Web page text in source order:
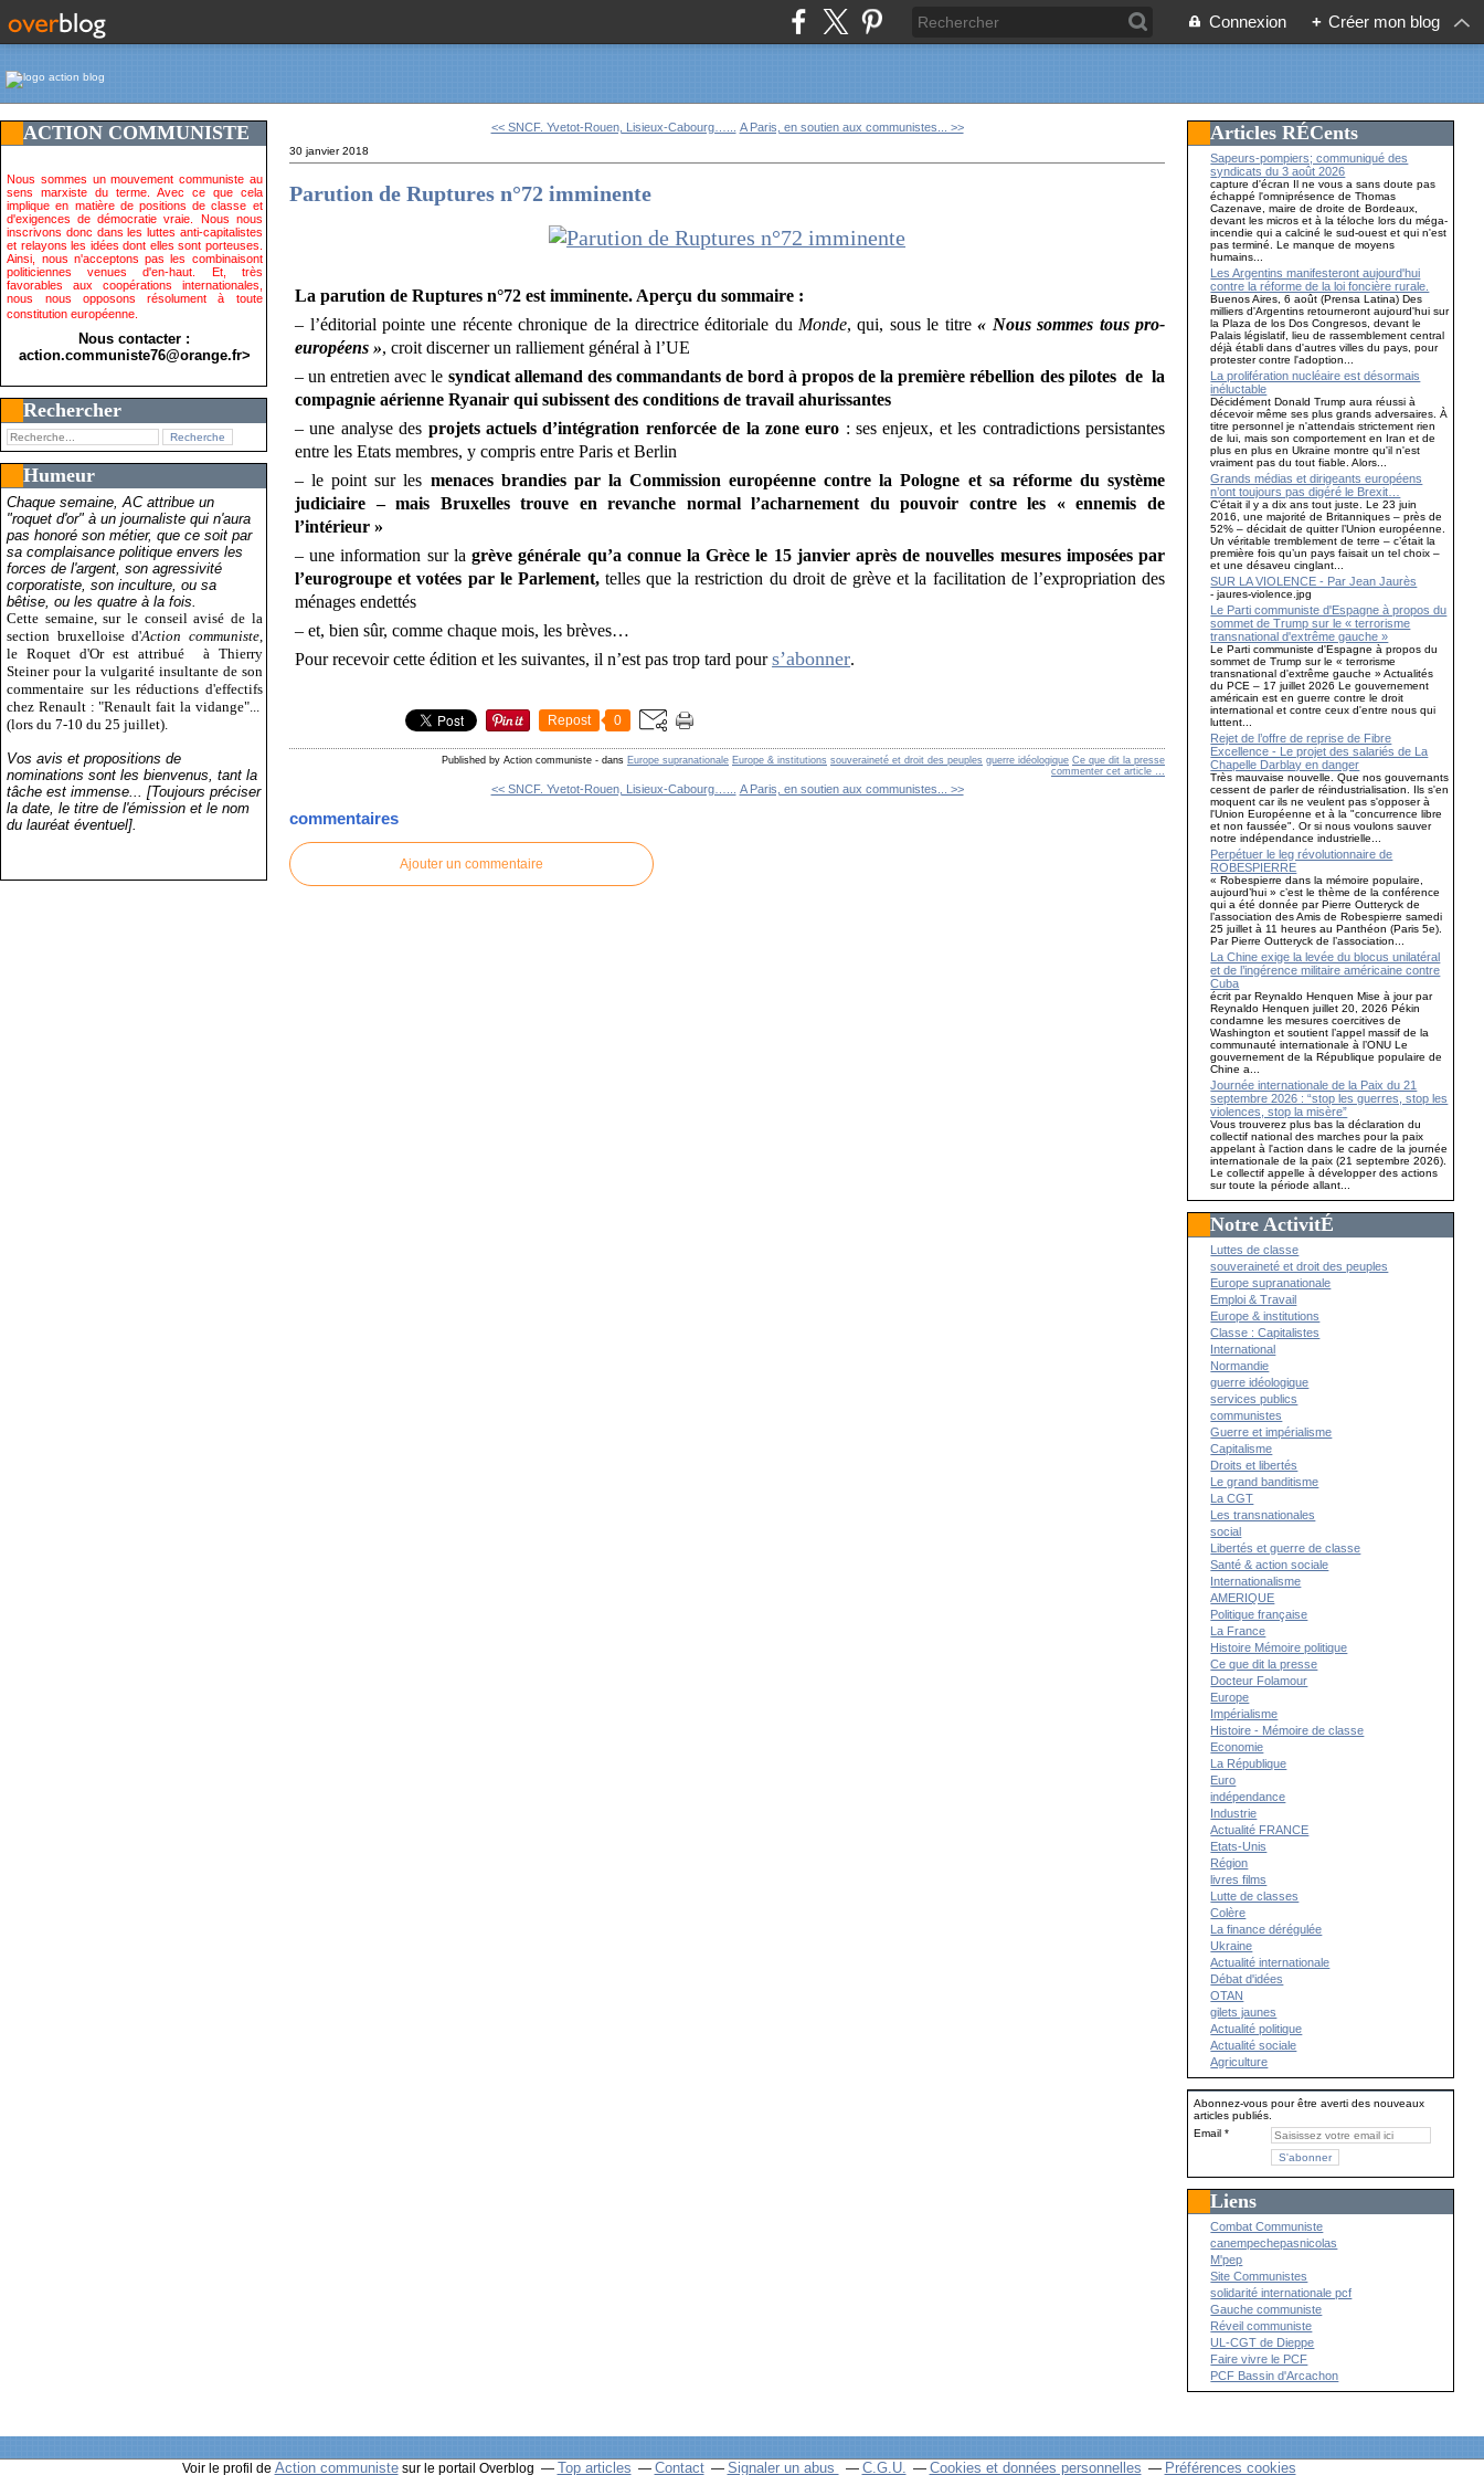
Connexion + Créer mon blog
ACTION COMMUNISTE
Nous sommes un mouvement communiste au
sens marxiste du terme. Avec ce que cela
implique en matière de positions de classe et
d'exigences de démocratie vraie. Nous nous
inscrivons donc dans les luttes anti-capitalistes
et relayons les idées dont elles sont porteuses.
Ainsi, nous n'acceptons pas les combinaisont
politiciennes venues d'en-haut. Et, très
favorables aux coopérations internationales,
nous nous opposons résolument à toute
constitution européenne.
Nous contacter :
action.communiste76@orange.fr>
Rechercher
Humeur
Chaque semaine, AC attribue un
"roquet d'or" à un journaliste qui n'aura
pas honoré son métier, que ce soit par
sa complaisance politique envers les
forces de l'argent, son agressivité
corporatiste, son inculture, ou sa
bêtise, ou les quatre à la fois.
Cette semaine, sur le conseil avisé de la
section bruxelloise d'Action communiste,
le Roquet d'Or est attribué
à Thierry
Steiner pour la vulgarité insultante de son
commentaire sur les réductions d'effectifs
chez Renault : "Renault fait la vidange"...
(lors du 7-10 du 25 juillet).
Vos avis et propositions de
nominations sont les bienvenus, tant la
tâche est immense... [Toujours préciser
la date, le titre de l'émission et le nom
du lauréat éventuel].
<< SNCF. Yvetot-Rouen, Lisieux-Cabourg…... A Paris, en soutien aux communistes... >>
30 janvier 2018
Parution de Ruptures n°72 imminente
La parution de Ruptures n°72 est imminente. Aperçu du sommaire :
– l’éditorial pointe une récente chronique de la directrice éditoriale du Monde, qui, sous le titre« Nous sommes tous pro-
européens », croit discerner un ralliement général à l’UE
– un entretien avec le syndicat allemand des commandants de bord à propos de la première rébellion des pilotes de la
compagnie aérienne Ryanair qui subissent des conditions de travail ahurissantes
– une analyse des projets actuels d’intégration renforcée de la zone euro : ses enjeux, et les contradictions persistantes
entre les Etats membres, y compris entre Paris et Berlin
– le point sur les menaces brandies par la Commission européenne contre la Pologne et sa réforme du système
judiciaire – mais Bruxelles trouve en revanche normal l’acharnement du pouvoir contre les « ennemis de
l’intérieur »
– une information sur lagrève générale qu’a connue la Grèce le 15 janvier après de nouvelles mesures imposées par
l’eurogroupe et votées par le Parlement,telles que la restriction du droit de grève et la facilitation de l’expropriation des
ménages endettés
– et, bien sûr, comme chaque mois, les brèves…
Pour recevoir cette édition et les suivantes, il n’est pas trop tard pours’abonner.
Repost 0
Published by Action communiste - dans Europe supranationale Europe & institutions souveraineté et droit des peuples guerre idéologique Ce que dit la presse
commenter cet article …
<< SNCF. Yvetot-Rouen, Lisieux-Cabourg…... A Paris, en soutien aux communistes... >>
commentaires
Ajouter un commentaire
Articles RÉCents
Sapeurs-pompiers; communiqué des
syndicats du 3 août 2026
capture d'écran Il ne vous a sans doute pas
échappé l'omniprésence de Thomas
Cazenave, maire de droite de Bordeaux,
devant les micros et à la téloche lors du méga-
incendie qui a calciné le sud-ouest et qui n'est
pas terminé. Le manque de moyens
humains...
Les Argentins manifesteront aujourd'hui
contre la réforme de la loi foncière rurale.
Buenos Aires, 6 août (Prensa Latina) Des
milliers d'Argentins retourneront aujourd'hui sur
la Plaza de los Dos Congresos, devant le
Palais législatif, lieu de rassemblement central
déjà établi dans d'autres villes du pays, pour
protester contre l'adoption...
La prolifération nucléaire est désormais
inéluctable
Décidément Donald Trump aura réussi à
décevoir même ses plus grands adversaires. À
titre personnel je n'attendais strictement rien
de lui, mais son comportement en Iran et de
plus en plus en Ukraine montre qu'il n'est
vraiment pas du tout fiable. Alors...
Grands médias et dirigeants européens
n’ont toujours pas digéré le Brexit…
C’était il y a dix ans tout juste. Le 23 juin
2016, une majorité de Britanniques – près de
52% – décidait de quitter l’Union européenne.
Un véritable tremblement de terre – c’était la
première fois qu’un pays faisait un tel choix –
et une désaveu cinglant...
SUR LA VIOLENCE - Par Jean Jaurès
- jaures-violence.jpg
Le Parti communiste d'Espagne à propos du
sommet de Trump sur le « terrorisme
transnational d'extrême gauche »
Le Parti communiste d'Espagne à propos du
sommet de Trump sur le « terrorisme
transnational d'extrême gauche » Actualités
du PCE – 17 juillet 2026 Le gouvernement
américain est en guerre contre le droit
international et contre ceux d'entre nous qui
luttent...
Rejet de l’offre de reprise de Fibre
Excellence - Le projet des salariés de La
Chapelle Darblay en danger
Très mauvaise nouvelle. Que nos gouvernants
cessent de parler de réindustrialisation. Ils s'en
moquent car ils ne veulent pas s'opposer à
l'Union Européenne et à la "concurrence libre
et non faussée". Or si nous voulons sauver
notre indépendance industrielle...
Perpétuer le leg révolutionnaire de
ROBESPIERRE
« Robespierre dans la mémoire populaire,
aujourd’hui » c’est le thème de la conférence
qui a été donnée par Pierre Outteryck de
l’association des Amis de Robespierre samedi
25 juillet à 11 heures au Panthéon (Paris 5e).
Par Pierre Outteryck de l’association...
La Chine exige la levée du blocus unilatéral
et de l’ingérence militaire américaine contre
Cuba
écrit par Reynaldo Henquen Mise à jour par
Reynaldo Henquen juillet 20, 2026 Pékin
condamne les mesures coercitives de
Washington et soutient l’appel massif de la
communauté internationale à l’ONU Le
gouvernement de la République populaire de
Chine a...
Journée internationale de la Paix du 21
septembre 2026 : “stop les guerres, stop les
violences, stop la misère”
Vous trouverez plus bas la déclaration du
collectif national des marches pour la paix
appelant à l'action dans le cadre de la journée
internationale de la paix (21 septembre 2026).
Le collectif appelle à développer des actions
sur toute la période allant...
Notre ActivitÉ
Luttes de classe
souveraineté et droit des peuples
Europe supranationale
Emploi & Travail
Europe & institutions
Classe : Capitalistes
International
Normandie
guerre idéologique
services publics
communistes
Guerre et impérialisme
Capitalisme
Droits et libertés
Le grand banditisme
La CGT
Les transnationales
social
Libertés et guerre de classe
Santé & action sociale
Internationalisme
AMERIQUE
Politique française
La France
Histoire Mémoire politique
Ce que dit la presse
Docteur Folamour
Europe
Impérialisme
Histoire - Mémoire de classe
Economie
La République
Euro
indépendance
Industrie
Actualité FRANCE
Etats-Unis
Région
livres films
Lutte de classes
Colère
La finance dérégulée
Ukraine
Actualité internationale
Débat d'idées
OTAN
gilets jaunes
Actualité politique
Actualité sociale
Agriculture
Abonnez-vous pour être averti des nouveaux
articles publiés.
Email
Liens
Combat Communiste
canempechepasnicolas
M'pep
Site Communistes
solidarité internationale pcf
Gauche communiste
Réveil communiste
UL-CGT de Dieppe
Faire vivre le PCF
PCF Bassin d'Arcachon
Voir le profil de Action communistesur le portail Overblog Top articles Contact Signaler un abus C.G.U. Cookies et données personnelles Préférences cookies